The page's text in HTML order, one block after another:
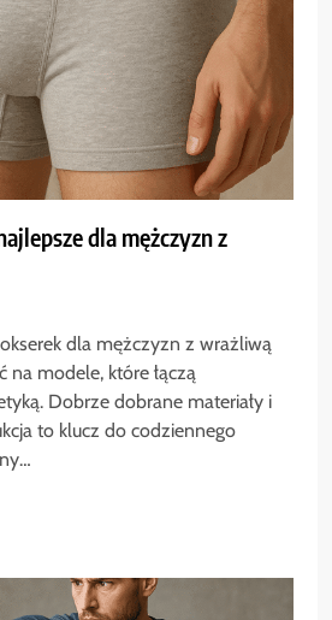
dla mężczyzn z
dla mężczyzn z wrażliwą
na modele, które łączą
Dobrze dobrane materiały i
to klucz do codziennego